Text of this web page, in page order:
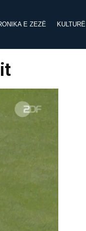
E ZEZË KULTURË